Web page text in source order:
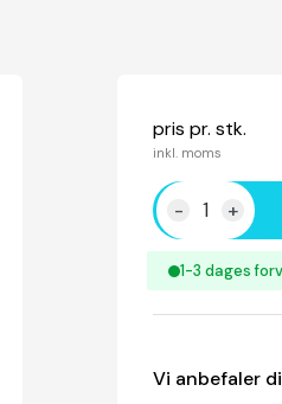
pris pr. stk.
inkl. moms
- +
1-3 dages
Vi anbefaler